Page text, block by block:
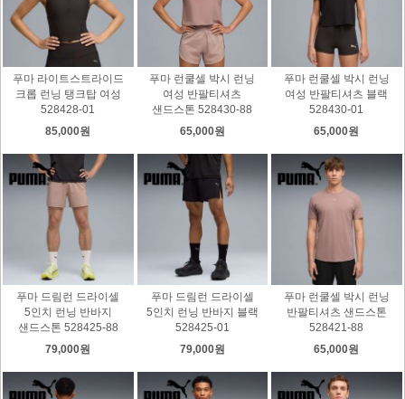
푸마 라이트스트라이드
크롭 런닝 탱크탑 여성
528428-01
85,000원
푸마 런쿨셀 박시 런닝
여성 반팔티셔츠
샌드스톤 528430-88
65,000원
푸마 런쿨셀 박시 런닝
여성 반팔티셔츠 블랙
528430-01
65,000원
푸마 드림런 드라이셀
5인치 런닝 반바지
샌드스톤 528425-88
79,000원
푸마 드림런 드라이셀
5인치 런닝 반바지 블랙
528425-01
79,000원
푸마 런쿨셀 박시 런닝
반팔티셔츠 샌드스톤
528421-88
65,000원